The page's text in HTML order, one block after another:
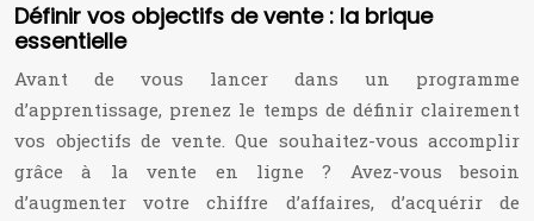
Définir vos objectifs de vente : la brique
essentielle
Avant de vous lancer dans un programme
d’apprentissage, prenez le temps de définir clairement
vos objectifs de vente. Que souhaitez-vous accomplir
grâce à la vente en ligne ? Avez-vous besoin
d’augmenter votre chiffre d’affaires, d’acquérir de